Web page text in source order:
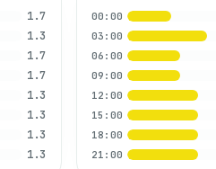
1.7
1.3
1.7
1.7
1.3
1.3
1.3
1.3
00:00
03:00
06:00
09:00
12:00
15:00
18:00
21:00